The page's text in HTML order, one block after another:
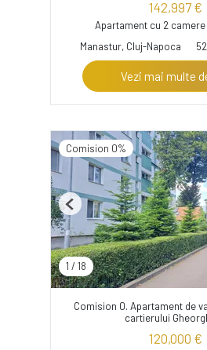
142,997 €
Apartament cu 2
Manastur, Cluj-Napoca
Vezi mai multe
Comision 0%
1 / 18
Previous
Comision 0. Apartament de
cartierului
120,000 €